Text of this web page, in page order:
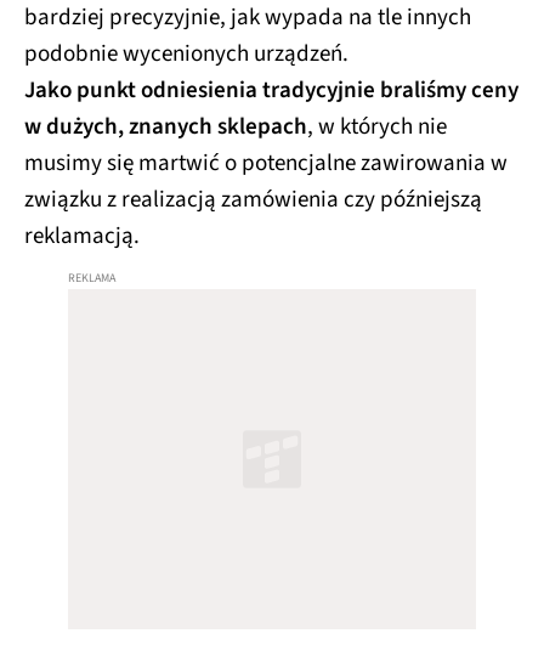
bardziej precyzyjnie, jak wypada na tle innych
podobnie wycenionych urządzeń.
Jako punkt odniesienia tradycyjnie braliśmy ceny
w dużych, znanych sklepach, w których nie
musimy się martwić o potencjalne zawirowania w
związku z realizacją zamówienia czy późniejszą
reklamacją.